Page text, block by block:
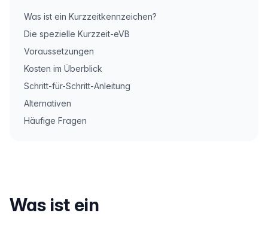
Was ist ein Kurzzeitkennzeichen?
Die spezielle Kurzzeit-eVB
Voraussetzungen
Kosten im Überblick
Schritt-für-Schritt-Anleitung
Alternativen
Häufige Fragen
Was ist ein